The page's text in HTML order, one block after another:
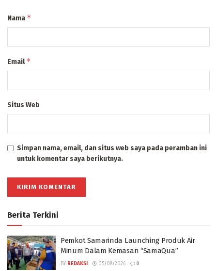
Nama *
Email*
Situs Web
Simpan nama, email, dan situs web saya pada peramban ini
untuk komentar saya berikutnya.
Berita Terkini
Pemkot Samarinda Launching Produk Air
Minum Dalam Kemasan “SamaQua”
BY REDAKSI 05/08/2026 0